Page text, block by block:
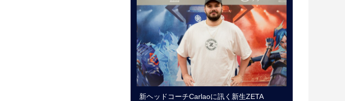
新ヘッドコーチCarlaoに訊く新生ZETA